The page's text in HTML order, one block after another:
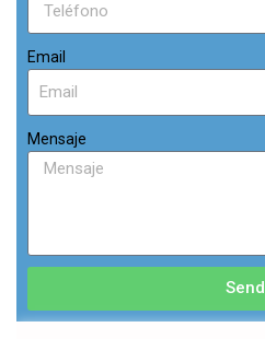
Email
Mensaje
Send